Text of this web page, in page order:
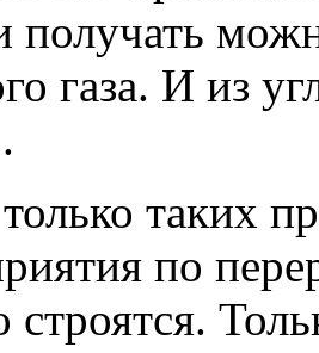
получать
газа. И из
таких
по
строятся.